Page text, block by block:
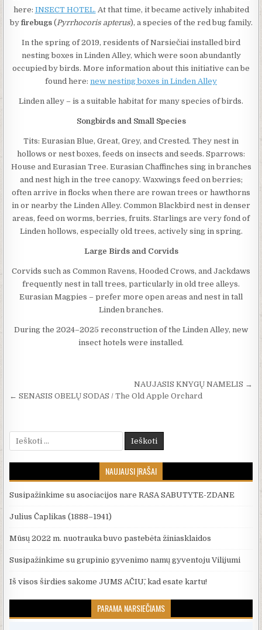
here: INSECT HOTEL. At that time, it became actively inhabited
byfirebugs(Pyrrhocoris apterus), a species of the red bug family.
In the spring of 2019, residents of Narsiečiai installed bird
nesting boxes in Linden Alley, which were soon abundantly
occupied by birds. More information about this initiative can be
found here: new nesting boxes in Linden Alley
Linden alley – is a suitable habitat for many species of birds.
Songbirds and Small Species
Tits: Eurasian Blue, Great, Grey, and Crested. They nest in
hollows or nest boxes, feeds on insects and seeds. Sparrows:
House and Eurasian Tree. Eurasian Chaffinches sing in branches
and nest high in the tree canopy. Waxwings feed on berries;
often arrive in flocks when there are rowan trees or hawthorns
in or nearby the Linden Alley. Common Blackbird nest in denser
areas, feed on worms, berries, fruits. Starlings are very fond of
Linden hollows, especially old trees, actively sing in spring.
Large Birds and Corvids
Corvids such as Common Ravens, Hooded Crows, and Jackdaws
frequently nest in tall trees, particularly in old tree alleys.
Eurasian Magpies – prefer more open areas and nest in tall
Linden branches.
During the 2024–2025 reconstruction of the Linden Alley, new
insect hotels were installed.
Navigacija tarp įrašųNAUJASIS KNYGŲ NAMELIS →
← SENASIS OBELŲ SODAS / The Old Apple Orchard
Ieškoti:
NAUJAUSI ĮRAŠAI
Susipažinkime su asociacijos nare RASA SABUTYTE-ZDANE
Julius Čaplikas (1888–1941)
Mūsų 2022 m. nuotrauka buvo pastebėta žiniasklaidos
Susipažinkime su grupinio gyvenimo namų gyventoju Vilijumi
Iš visos širdies sakome JUMS AČIŪ, kad esate kartu!
PARAMA NARSIEČIAMS